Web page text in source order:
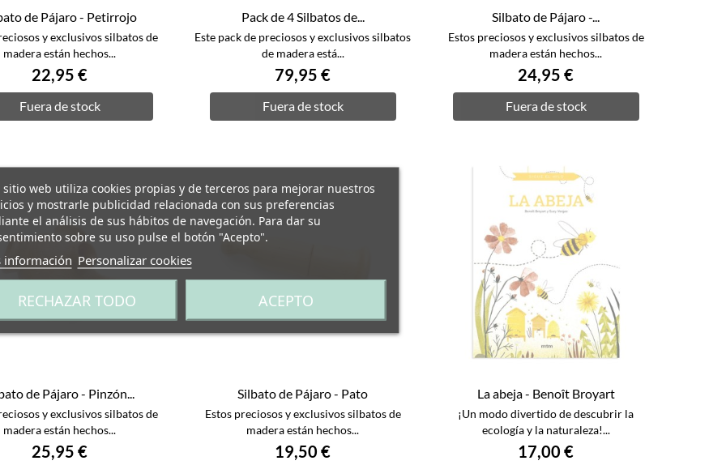
de Pájaro - Petirrojo
y exclusivos silbatos de
madera están hechos...
22,95 €
Fuera de stock
Pack de 4 Silbatos de...
Este pack de preciosos y exclusivos silbatos
de madera está...
79,95 €
Fuera de stock
Silbato de Pájaro -...
Estos preciosos y exclusivos silbatos de
madera están hechos...
24,95 €
Fuera de stock
de Pájaro - Pinzón...
y exclusivos silbatos de
madera están hechos...
25,95 €
Silbato de Pájaro - Pato
Estos preciosos y exclusivos silbatos de
madera están hechos...
19,50 €
La abeja - Benoît Broyart
¡Un modo divertido de descubrir la
ecología y la naturaleza!...
17,00 €
sitio web utiliza cookies propias y de terceros para mejorar nuestros
y mostrarle publicidad relacionada con sus preferencias
el análisis de sus hábitos de navegación. Para dar su
sobre su uso pulse el botón "Acepto".
información Personalizar cookies
RECHAZAR TODO ACEPTO